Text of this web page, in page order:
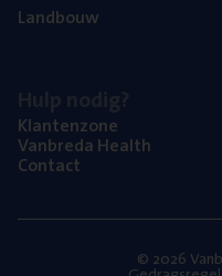
Land­bouw
Klan­ten­zo­ne
Van­b­re­da Health
Con­tact
© 2026